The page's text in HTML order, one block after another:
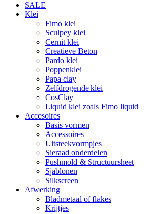
SALE
Klei
Fimo klei
Sculpey klei
Cernit klei
Creatieve Beton
Pardo klei
Poppenklei
Papa clay
Zelfdrogende klei
CosClay
Liquid klei zoals Fimo liquid
Accesoires
Basis vormen
Accessoires
Uitsteekvormpjes
Sieraad onderdelen
Pushmold & Structuursheet
Sjablonen
Silkscreen
Afwerking
Bladmetaal of flakes
Krijtjes